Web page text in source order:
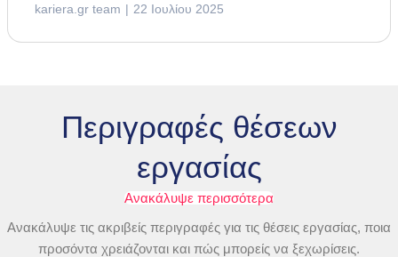
kariera.gr team 22 Ιουλίου 2025
Περιγραφές θέσεων
εργασίας
Ανακάλυψε περισσότερα
Ανακάλυψε τις ακριβείς περιγραφές για τις θέσεις εργασίας, ποια
προσόντα χρειάζονται και πώς μπορείς να ξεχωρίσεις.